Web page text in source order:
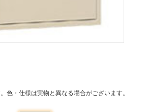
色・仕様は実物と異なる場合がございます。